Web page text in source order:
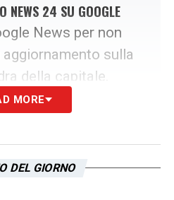
NEWS 24 SU GOOGLE
News per non
sulla
della capitale.
un’opzione estera
MORE
DEL GIORNO